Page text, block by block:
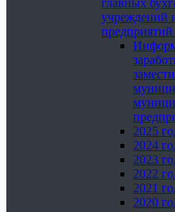
главных
учреждений
предприятий
2025
2024
2023
2022
2021
2020